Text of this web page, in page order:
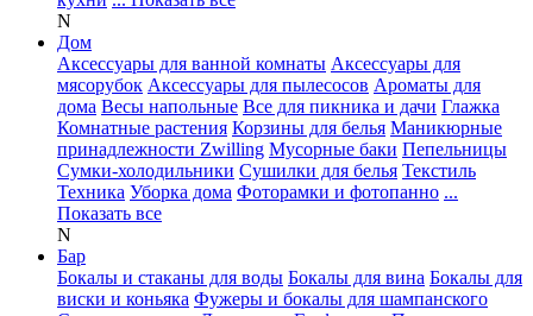
N
Дом
Аксессуары для ванной комнаты Аксессуары для
мясорубок Аксессуары для пылесосов Ароматы для
дома Весы напольные Все для пикника и дачи Глажка
Комнатные растения Корзины для белья Маникюрные
принадлежности Zwilling Мусорные баки Пепельницы
Сумки-холодильники Сушилки для белья Текстиль
Техника Уборка дома Фоторамки и фотопанно ...
Показать все
N
Бар
Бокалы и стаканы для воды Бокалы для вина Бокалы для
виски и коньяка Фужеры и бокалы для шампанского